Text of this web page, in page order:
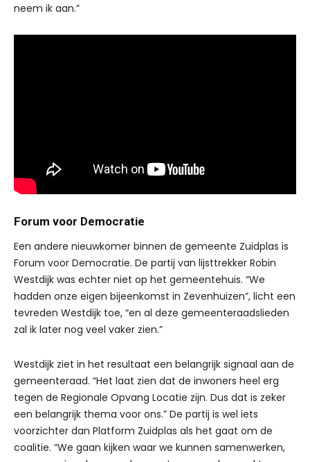
neem ik aan.”
Forum voor Democratie
Een andere nieuwkomer binnen de gemeente Zuidplas is
Forum voor Democratie. De partij van lijsttrekker Robin
Westdijk was echter niet op het gemeentehuis. “We
hadden onze eigen bijeenkomst in Zevenhuizen”, licht een
tevreden Westdijk toe, “en al deze gemeenteraadslieden
zal ik later nog veel vaker zien.”
Westdijk ziet in het resultaat een belangrijk signaal aan de
gemeenteraad. “Het laat zien dat de inwoners heel erg
tegen de Regionale Opvang Locatie zijn. Dus dat is zeker
een belangrijk thema voor ons.” De partij is wel iets
voorzichter dan Platform Zuidplas als het gaat om de
coalitie. “We gaan kijken waar we kunnen samenwerken,